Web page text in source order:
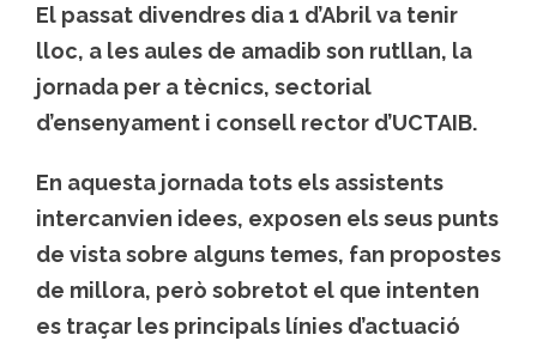
El passat divendres dia 1 d’Abril va tenir
lloc, a les aules de amadib son rutllan, la
jornada per a tècnics, sectorial
d’ensenyament i consell rector d’UCTAIB.
En aquesta jornada tots els assistents
intercanvien idees, exposen els seus punts
de vista sobre alguns temes, fan propostes
de millora, però sobretot el que intenten
es traçar les principals línies d’actuació